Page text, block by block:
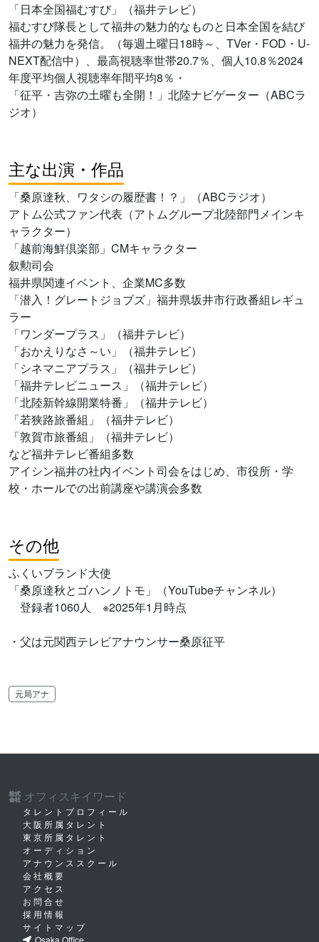
「日本全国福むすび」（福井テレビ）
福むすび隊長として福井の魅力的なものと日本全国を結び
福井の魅力を発信。（毎週土曜日18時～、TVer・FOD・U-
NEXT配信中）、最高視聴率世帯20.7％、個人10.8％2024
年度平均個人視聴率年間平均8％・
「征平・吉弥の土曜も全開！」北陸ナビゲーター（ABCラ
ジオ）
主な出演・作品
「桑原達秋、ワタシの履歴書！？」（ABCラジオ）
アトム公式ファン代表（アトムグループ北陸部門メインキ
ャラクター）
「越前海鮮倶楽部」CMキャラクター
叙勲司会
福井県関連イベント、企業MC多数
「潜入！グレートジョブズ」福井県坂井市行政番組レギュ
ラー
「ワンダープラス」（福井テレビ）
「おかえりなさ～い」（福井テレビ）
「シネマニアプラス」（福井テレビ）
「福井テレビニュース」（福井テレビ）
「北陸新幹線開業特番」（福井テレビ）
「若狭路旅番組」（福井テレビ）
「敦賀市旅番組」（福井テレビ）
など福井テレビ番組多数
アイシン福井の社内イベント司会をはじめ、市役所・学
校・ホールでの出前講座や講演会多数
その他
ふくいブランド大使
「桑原達秋とゴハンノトモ」（YouTubeチャンネル）
登録者1060人 ※2025年1月時点
・父は元関西テレビアナウンサー桑原征平
元局アナ
株式
会社 オフィスキイワード
タレントプロフィール
大阪所属タレント
東京所属タレント
オーディション
アナウンススクール
会社概要
アクセス
お問合せ
採用情報
サイトマップ
Osaka Office